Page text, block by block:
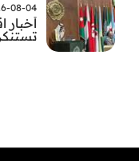
04 | 12:32
أخبار